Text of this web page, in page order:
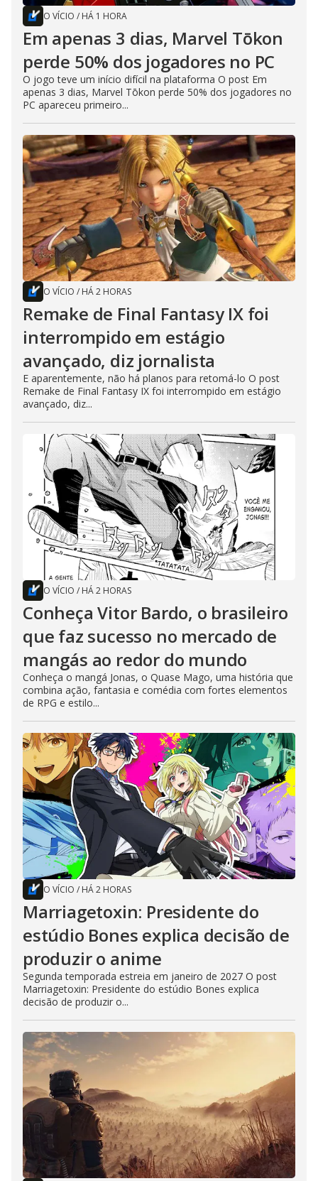
O VÍCIO / HÁ 1 HORA
Em apenas 3 dias, Marvel Tōkon
perde 50% dos jogadores no PC
O jogo teve um início difícil na plataforma O post Em
apenas 3 dias, Marvel Tōkon perde 50% dos jogadores no
PC apareceu primeiro...
O VÍCIO / HÁ 2 HORAS
Remake de Final Fantasy IX foi
interrompido em estágio
avançado, diz jornalista
E aparentemente, não há planos para retomá-lo O post
Remake de Final Fantasy IX foi interrompido em estágio
avançado, diz...
O VÍCIO / HÁ 2 HORAS
Conheça Vitor Bardo, o brasileiro
que faz sucesso no mercado de
mangás ao redor do mundo
Conheça o mangá Jonas, o Quase Mago, uma história que
combina ação, fantasia e comédia com fortes elementos
de RPG e estilo...
O VÍCIO / HÁ 2 HORAS
Marriagetoxin: Presidente do
estúdio Bones explica decisão de
produzir o anime
Segunda temporada estreia em janeiro de 2027 O post
Marriagetoxin: Presidente do estúdio Bones explica
decisão de produzir o...